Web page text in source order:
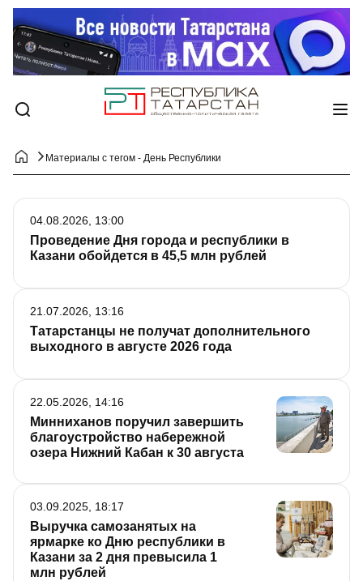
Материалы с тегом - День Республики
Проведение Дня города и республики в
Казани обойдется в 45,5 млн рублей
04.08.2026, 13:00
Татарстанцы не получат дополнительного
выходного в августе 2026 года
21.07.2026, 13:16
Минниханов поручил завершить
благоустройство набережной
озера Нижний Кабан к 30 августа
22.05.2026, 14:16
Выручка самозанятых на
ярмарке ко Дню республики в
Казани за 2 дня превысила 1
млн рублей
03.09.2025, 18:17